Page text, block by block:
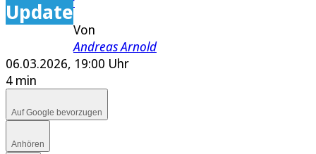
Update
Von
Andreas Arnold
06.03.2026, 19:00 Uhr
4 min
Auf Google bevorzugen
Anhören